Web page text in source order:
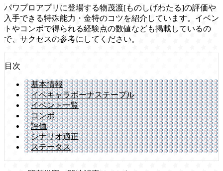
パワプロアプリに登場する物茂渡[ものしげわたる]の評価や
入手できる特殊能力・金特のコツを紹介しています。イベン
トやコンボで得られる経験点の数値なども掲載しているの
で、サクセスの参考にしてください。
目次
基本情報
イベキャラボーナステーブル
イベント一覧
コンボ
評価
シナリオ適正
ステータス